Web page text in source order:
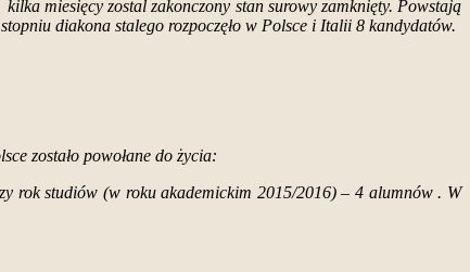
miesięcy zostal zakonczony stan surowy zamknięty. Powstają
diakona stalego rozpoczęło w Polsce i Italii 8 kandydatów.
zostało powołane do życia:
rok studiów (w roku akademickim 2015/2016) – 4 alumnów . W